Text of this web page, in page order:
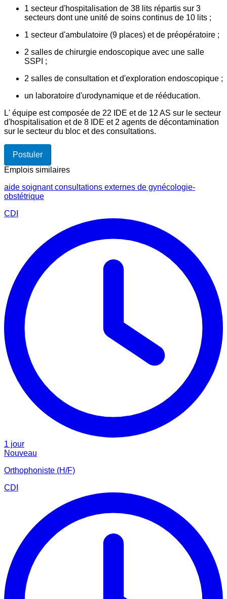
1 secteur d'hospitalisation de 38 lits répartis sur 3
secteurs dont une unité de soins continus de 10 lits ;
1 secteur d'ambulatoire (9 places) et de préopératoire ;
2 salles de chirurgie endoscopique avec une salle
SSPI ;
2 salles de consultation et d'exploration endoscopique ;
un laboratoire d'urodynamique et de rééducation.
L' équipe est composée de 22 IDE et de 12 AS sur le secteur
d'hospitalisation et de 8 IDE et 2 agents de décontamination
sur le secteur du bloc et des consultations.
Postuler
Emplois similaires
aide soignant consultations externes de gynécologie-
obstétrique
CDI
1 jour
Nouveau
Orthophoniste (H/F)
CDI